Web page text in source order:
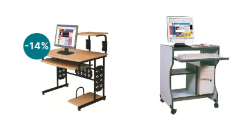
-14%